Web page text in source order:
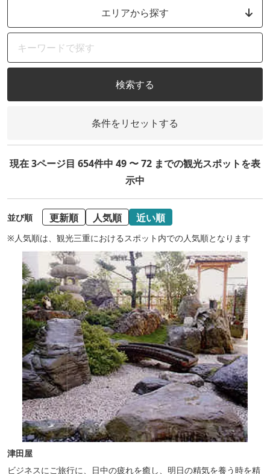
エリアから探す
検索する
条件をリセットする
現在 3ページ目 654件中 49 〜 72 までの観光スポットを表
示中
並び順 更新順 人気順 近い順
※人気順は、観光三重におけるスポット内での人気順となります
津田屋
ビジネスにご旅行に、日中の疲れを癒し、明日の精気を養う時を精